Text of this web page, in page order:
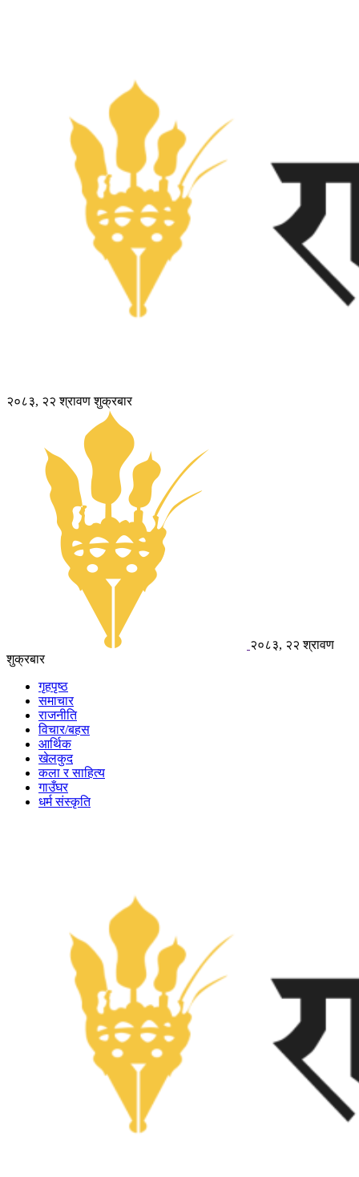
२०८३, २२ श्रावण शुक्रबार
२०८३, २२ श्रावण
शुक्रबार
गृहपृष्ठ
समाचार
राजनीति
विचार/बहस
आर्थिक
खेलकुद
कला र साहित्य
गाउँघर
धर्म संस्कृति